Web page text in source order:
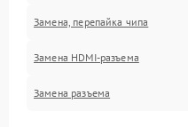
Замена, перепайка чипа
Замена HDMI-разъема
Замена разъема